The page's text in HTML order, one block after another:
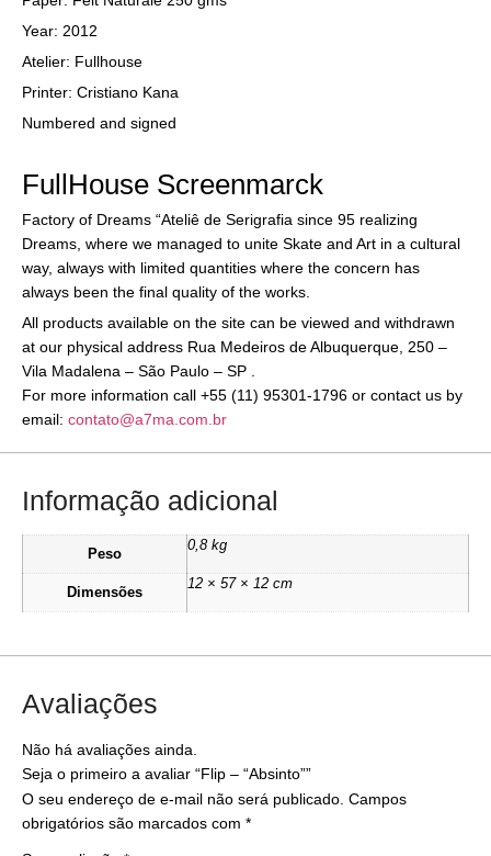
Year: 2012
Atelier: Fullhouse
Printer: Cristiano Kana
Numbered and signed
FullHouse Screenmarck
Factory of Dreams “Ateliê de Serigrafia since 95 realizing
Dreams, where we managed to unite Skate and Art in a cultural
way, always with limited quantities where the concern has
always been the final quality of the works.
All products available on the site can be viewed and withdrawn
at our physical address Rua Medeiros de Albuquerque, 250 –
Vila Madalena – São Paulo – SP .
For more information call +55 (11) 95301-1796 or contact us by
email: contato@a7ma.com.br
Informação adicional
Peso
0,8 kg
Dimensões
12 × 57 × 12 cm
Avaliações
Não há avaliações ainda.
Seja o primeiro a avaliar “Flip – “Absinto””
O seu endereço de e-mail não será publicado. Campos
obrigatórios são marcados com *